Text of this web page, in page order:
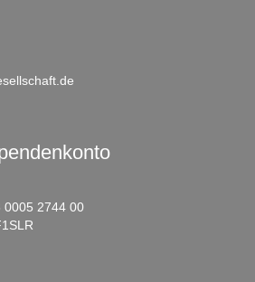
0005 2744 00